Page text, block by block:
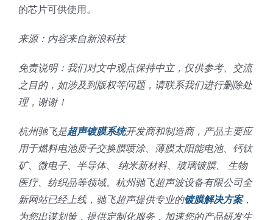
的芯片可供使用。
来源：内容来自新浪科技
免责说明：我们对文中观点保持中立，仅供参考、交流
之目的，如涉及到版权等问题，请联系我们进行删除处
理，谢谢！
杭州驰飞是超声镀膜系统开发商和制造商，产品主要应
用于燃料电池质子交换膜喷涂、薄膜太阳能电池、钙钛
矿、微电子、半导体、 纳米新材料、玻璃镀膜、 生物
医疗、纺织品等领域。杭州驰飞超声波设备有限公司全
新网站已经上线，驰飞超声提供专业的镀膜解决方案，
为您出谋划策，提供定制化服务，加速您的产品研发生